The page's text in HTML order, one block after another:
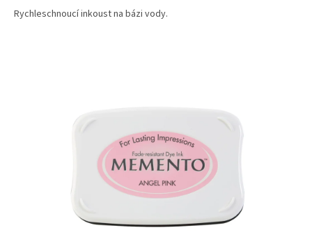
Rychleschnoucí inkoust na bázi vody.